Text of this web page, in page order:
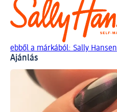
ebből a márkából: Sally Hansen
Ajánlás